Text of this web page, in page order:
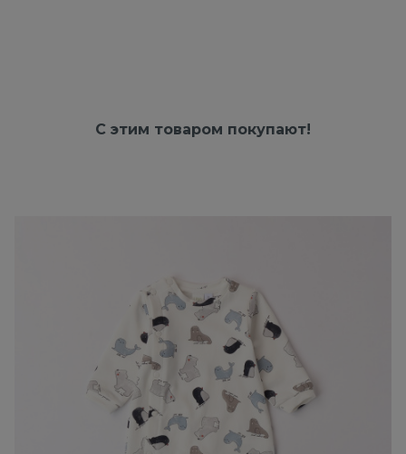
С этим товаром покупают!